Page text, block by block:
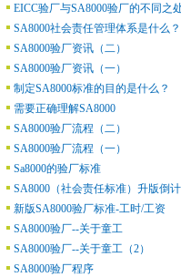
EICC验厂与SA8000验厂的不同之
SA8000社会责任管理体系是什么
SA8000验厂资讯（二）
SA8000验厂资讯（一）
制定SA8000标准的目的是什么？
需要正确理解SA8000
SA8000验厂流程（二）
SA8000验厂流程（一）
Sa8000的验厂标准
SA8000（社会责任标准）升版倒
新版SA8000验厂标准-工时/工资
SA8000验厂--关于童工
SA8000验厂--关于童工（2）
SA8000验厂程序